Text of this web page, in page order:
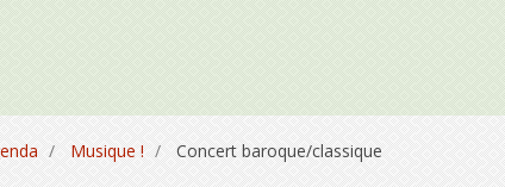
Musique ! Concert baroque/classique